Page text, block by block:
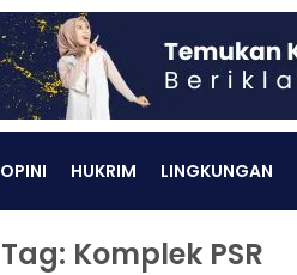
OPINI HUKRIM LINGKUNGAN
Tag: Komplek PSR